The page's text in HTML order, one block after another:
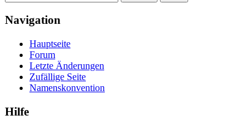
Navigation
Hauptseite
Forum
Letzte Änderungen
Zufällige Seite
Namenskonvention
Hilfe